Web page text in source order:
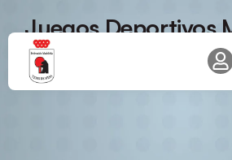
Juegos Deportivos
Fuenlabrada